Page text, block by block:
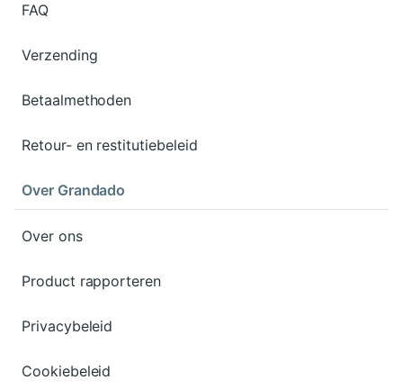
FAQ
Verzending
Betaalmethoden
Retour- en restitutiebeleid
Over Grandado
Over ons
Product rapporteren
Privacybeleid
Cookiebeleid